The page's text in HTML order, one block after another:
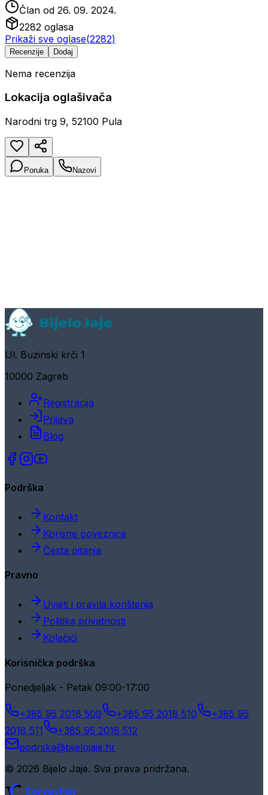
Član od 26. 09. 2024.
2282 oglasa
Prikaži sve oglase(2282)
Recenzije Dodaj
Nema recenzija
Lokacija oglašivača
Narodni trg 9, 52100 Pula
Poruka Nazovi
Ul. Buzinski krči 1
10000 Zagreb
Registracija
Prijava
Blog
Podrška
Kontakt
Korisne poveznice
Česta pitanja
Pravno
Uvjeti i pravila korištenja
Politika privatnosti
Kolačići
Korisnička podrška
Ponedjeljak - Petak 09:00-17:00
+385 95 2018 509 +385 95 2018 510
+385 95
2018 511
+385 95 2018 512
podrska@bijelojaje.hr
© 2026 Bijelo Jaje. Sva prava pridržana.